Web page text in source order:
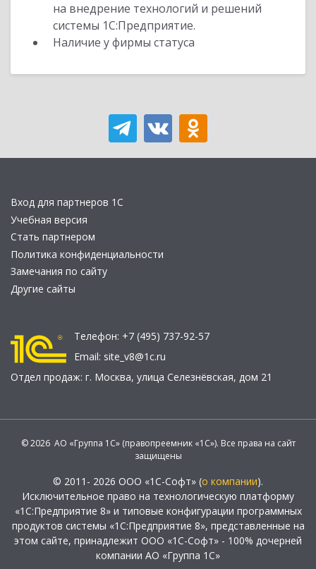
на внедрение технологий и решений
системы 1С:Предприятие.
Наличие у фирмы статуса
Вход для партнеров 1С
Учебная версия
Стать партнером
Политика конфиденциальности
Замечания по сайту
Другие сайты
Телефон: +7 (495) 737-92-57
Email: site_v8@1c.ru
Отдел продаж: г. Москва, улица Селезнёвская, дом 21
© 2026 АО «Группа 1С» (правопреемник «1С»). Все права на сайт
защищены
© 2011- 2026 ООО «1С-Софт» (о компании).
Исключительное право на технологическую платформу
«1С:Предприятие 8» и типовые конфигурации программных
продуктов системы «1С:Предприятие 8», представленные на
этом сайте, принадлежит ООО «1С-Софт» - 100% дочерней
компании АО «Группа 1С»